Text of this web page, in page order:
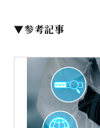
▼参考記事